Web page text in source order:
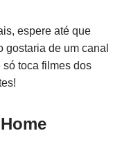
espere até que
de um canal
toca filmes dos